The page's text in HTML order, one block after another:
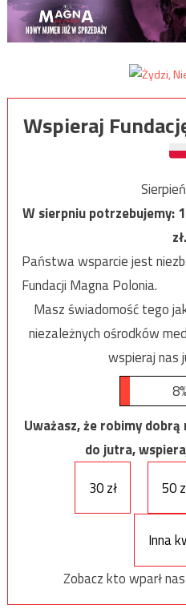
Wspieraj
W sierpniu potrzebujemy:
zł.
Państwa wsparcie jest
Fundacji Magna Polonia.
Masz świadomość tego
niezależnych ośrodków
wspieraj nas
8%
Uważasz, że robimy
do jutra,
30 zł
50
Inna
Zobacz kto wparł